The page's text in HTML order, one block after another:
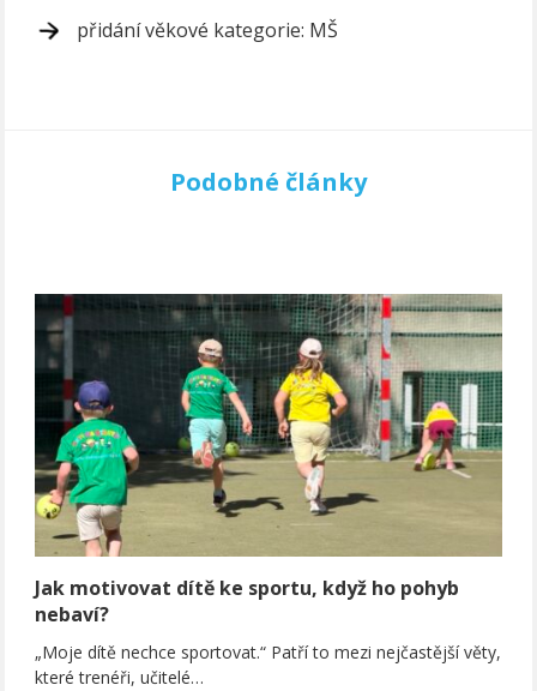
přidání věkové kategorie: MŠ
Podobné články
Jak motivovat dítě ke sportu, když ho pohyb
nebaví?
„Moje dítě nechce sportovat.“ Patří to mezi nejčastější věty,
které trenéři, učitelé…